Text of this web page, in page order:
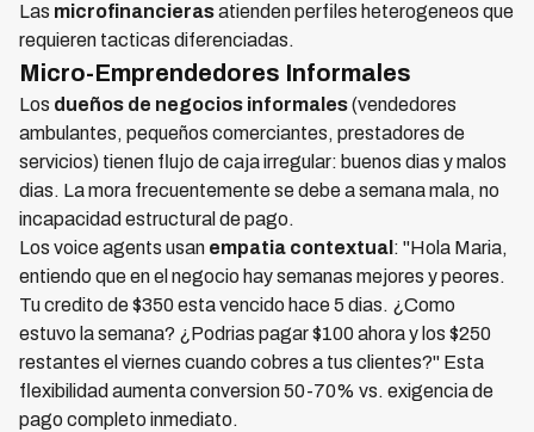
Las microfinancierasatienden perfiles heterogeneos que
requieren tacticas diferenciadas.
Micro-Emprendedores Informales
Los dueños de negocios informales(vendedores
ambulantes, pequeños comerciantes, prestadores de
servicios) tienen flujo de caja irregular: buenos dias y malos
dias. La mora frecuentemente se debe a semana mala, no
incapacidad estructural de pago.
Los voice agents usan empatia contextual : "Hola Maria,
entiendo que en el negocio hay semanas mejores y peores.
Tu credito de $350 esta vencido hace 5 dias. ¿Como
estuvo la semana? ¿Podrias pagar $100 ahora y los $250
restantes el viernes cuando cobres a tus clientes?" Esta
flexibilidad aumenta conversion 50-70% vs. exigencia de
pago completo inmediato.